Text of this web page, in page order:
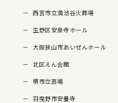
西宮市立満池谷火葬場
生野区安泉寺ホール
大阪狭山市あいぜんホール
北区えん会館
堺市立斎場
羽曳野市安養寺